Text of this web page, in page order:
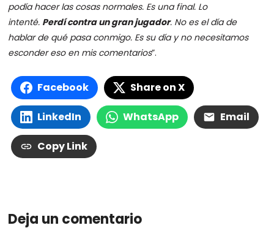
podía hacer las cosas normales. Es una final. Lo
intenté. Perdí contra un gran jugador. No es el día de
hablar de qué pasa conmigo. Es su día y no necesitamos
esconder eso en mis comentarios”.
Facebook Share on X
LinkedIn WhatsApp Email
Copy Link
Deja un comentario